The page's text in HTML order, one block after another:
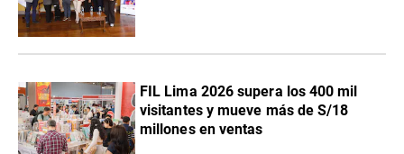
FIL Lima 2026 supera los 400 mil
visitantes y mueve más de S/18
millones en ventas